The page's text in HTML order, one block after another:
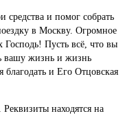
средства и помог собрать
в Москву. Огромное
Господь! Пусть всё, что вы
вашу жизнь и жизнь
благодать и Его Отцовская
находятся на